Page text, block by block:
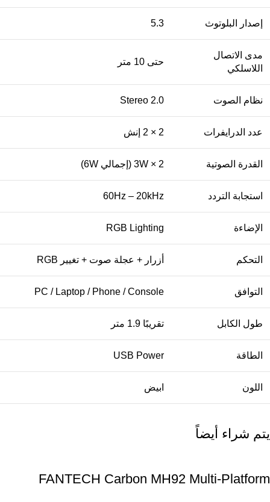
إصدار البلوتوث 5.3
مدى الاتصال
اللاسلكي
حتى 10 متر
نظام الصوت Stereo 2.0
عدد الدرايفرات 2 × 2 إنش
القدرة الصوتية 3W × 2 (إجمالي 6W)
استجابة التردد 60Hz – 20kHz
الإضاءة RGB Lighting
التحكم أزرار + عجلة صوت + تغيير RGB
التوافق PC / Laptop / Phone / Console
طول الكابل تقريبًا 1.9 متر
الطاقة USB Power
اللون ابيض
يتم شراء أيضاً
FANTECH Carbon MH92 Multi-Platform